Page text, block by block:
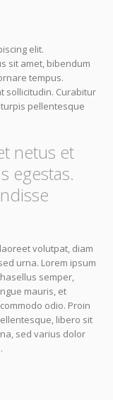
elit.
sit amet, bibendum
tempus.
sollicitudin. Curabitur
pellentesque
netus et
egestas.
volutpat, diam
urna. Lorem ipsum
semper,
mauris, et
odio. Proin
libero sit
sed varius dolor